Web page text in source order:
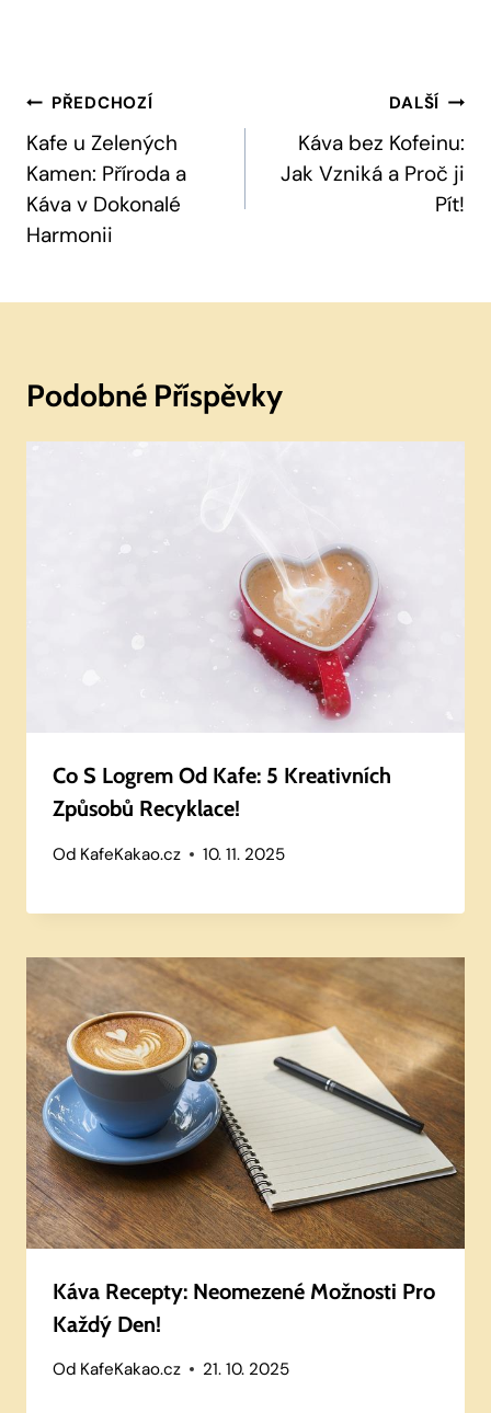
Navigace
Pro
Příspěvek
PŘEDCHOZÍ
Kafe u Zelených
Kamen: Příroda a
Káva v Dokonalé
Harmonii
DALŠÍ
Káva bez Kofeinu:
Jak Vzniká a Proč ji
Pít!
Podobné Příspěvky
Co S Logrem Od Kafe: 5 Kreativních
Způsobů Recyklace!
Od KafeKakao.cz 10. 11. 2025
Káva Recepty: Neomezené Možnosti Pro
Každý Den!
Od KafeKakao.cz 21. 10. 2025